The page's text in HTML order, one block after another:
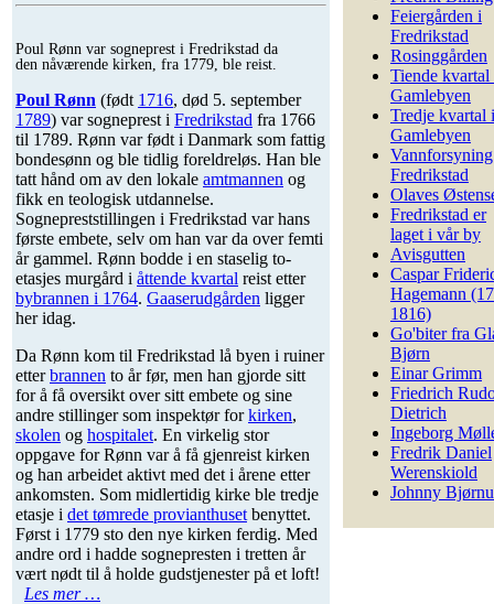
Poul Rønn var sogneprest i Fredrikstad da
den nåværende kirken, fra 1779, ble reist.
Poul Rønn (født 1716, død 5. september
1789) var sogneprest i Fredrikstad fra 1766
til 1789. Rønn var født i Danmark som fattig
bondesønn og ble tidlig foreldreløs. Han ble
tatt hånd om av den lokale amtmannen og
fikk en teologisk utdannelse.
Sognepreststillingen i Fredrikstad var hans
første embete, selv om han var da over femti
år gammel. Rønn bodde i en staselig to-
etasjes murgård i åttende kvartal reist etter
bybrannen i 1764. Gaaserudgården ligger
her idag.
Da Rønn kom til Fredrikstad lå byen i ruiner
etterbrannen to år før, men han gjorde sitt
for å få oversikt over sitt embete og sine
andre stillinger som inspektør forkirken,
skolen og hospitalet. En virkelig stor
oppgave for Rønn var å få gjenreist kirken
og han arbeidet aktivt med det i årene etter
ankomsten. Som midlertidig kirke ble tredje
etasje i det tømrede provianthuset benyttet.
Først i 1779 sto den nye kirken ferdig. Med
andre ord i hadde sognepresten i tretten år
vært nødt til å holde gudstjenester på et loft!
Les mer …
Feiergården i
Fredrikstad
Rosinggården
Tiende kvartal
Gamlebyen
Tredje kvartal i
Gamlebyen
Fredrikstad
Olaves
Fredrikstad er
laget i vår by
Avisgutten
Caspar
Hagemann
1816)
Go'biter fra
Bjørn
Einar Grimm
Friedrich
Dietrich
Ingeborg
Fredrik Daniel
Werenskiold
Johnny